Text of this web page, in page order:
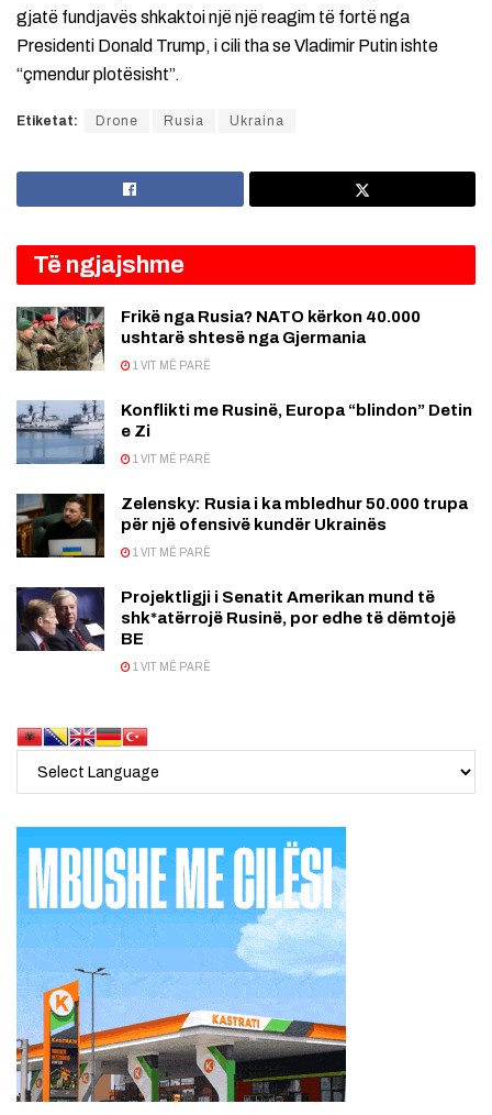
gjatë fundjavës shkaktoi një një reagim të fortë nga
Presidenti Donald Trump, i cili tha se Vladimir Putin ishte
“çmendur plotësisht”.
Etiketat: Drone Rusia Ukraina
Të ngjajshme
Frikë nga Rusia? NATO kërkon 40.000
ushtarë shtesë nga Gjermania
1 VIT MË PARË
Konflikti me Rusinë, Europa “blindon” Detin
e Zi
1 VIT MË PARË
Zelensky: Rusia i ka mbledhur 50.000 trupa
për një ofensivë kundër Ukrainës
1 VIT MË PARË
Projektligji i Senatit Amerikan mund të
shk*atërrojë Rusinë, por edhe të dëmtojë
BE
1 VIT MË PARË